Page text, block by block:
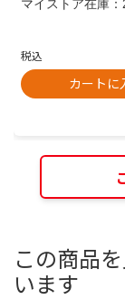
マイストア在庫：
税込
カートに
この商品
います